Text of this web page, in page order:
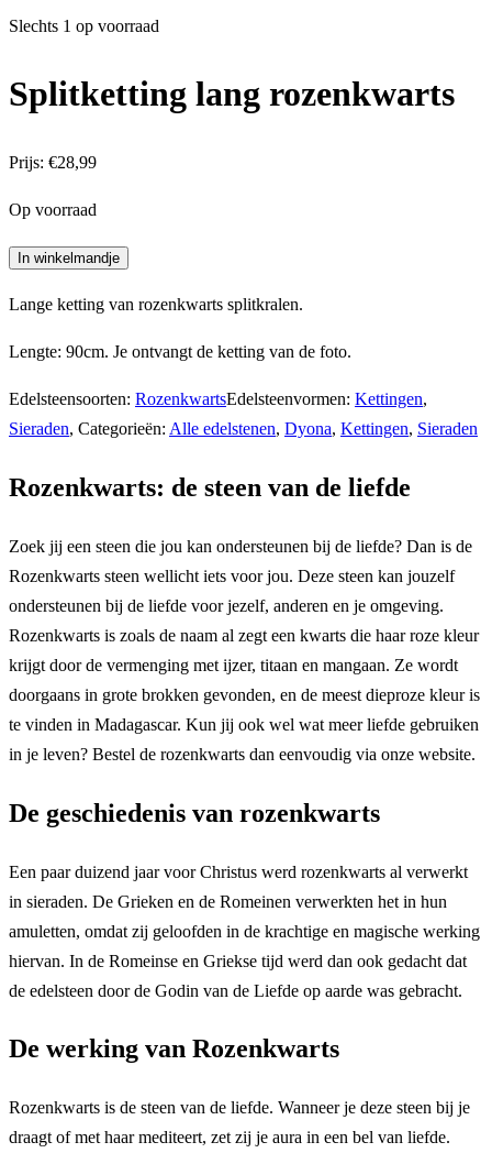
Slechts 1 op voorraad
Splitketting lang rozenkwarts
Prijs: €28,99
Op voorraad
Splitketting
rozenkwarts
aantal
In winkelmandje
Lange ketting van rozenkwarts splitkralen.
Lengte: 90cm. Je ontvangt de ketting van de foto.
Edelsteensoorten: RozenkwartsEdelsteenvormen: Kettingen,
Sieraden, Categorieën: Alle edelstenen, Dyona, Kettingen, Sieraden
Rozenkwarts: de steen van de liefde
Zoek jij een steen die jou kan ondersteunen bij de liefde? Dan is de
Rozenkwarts steen wellicht iets voor jou. Deze steen kan jouzelf
ondersteunen bij de liefde voor jezelf, anderen en je omgeving.
Rozenkwarts is zoals de naam al zegt een kwarts die haar roze kleur
krijgt door de vermenging met ijzer, titaan en mangaan. Ze wordt
doorgaans in grote brokken gevonden, en de meest dieproze kleur is
te vinden in Madagascar. Kun jij ook wel wat meer liefde gebruiken
in je leven? Bestel de rozenkwarts dan eenvoudig via onze website.
De geschiedenis van rozenkwarts
Een paar duizend jaar voor Christus werd rozenkwarts al verwerkt
in sieraden. De Grieken en de Romeinen verwerkten het in hun
amuletten, omdat zij geloofden in de krachtige en magische werking
hiervan. In de Romeinse en Griekse tijd werd dan ook gedacht dat
de edelsteen door de Godin van de Liefde op aarde was gebracht.
De werking van Rozenkwarts
Rozenkwarts is de steen van de liefde. Wanneer je deze steen bij je
draagt of met haar mediteert, zet zij je aura in een bel van liefde.